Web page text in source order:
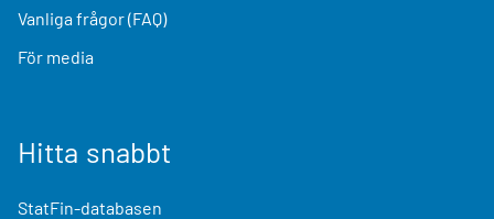
Vanliga frågor (FAQ)
För media
Hitta snabbt
StatFin-databasen